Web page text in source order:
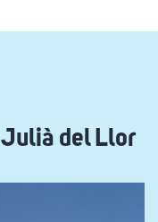
del Llor